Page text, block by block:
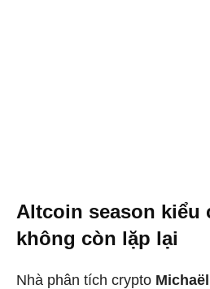
Altcoin season kiểu
không còn lặp lại
Nhà phân tích crypto